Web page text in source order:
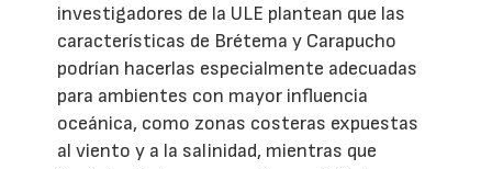
investigadores de la ULE plantean que las
características de Brétema y Carapucho
podrían hacerlas especialmente adecuadas
para ambientes con mayor influencia
oceánica, como zonas costeras expuestas
al viento y a la salinidad, mientras que